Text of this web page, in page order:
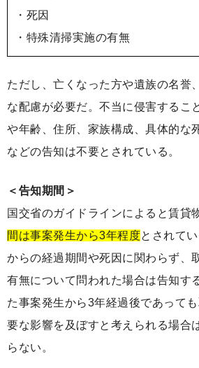
・死因
・特殊清掃実施の有無
ただし、亡くなった方や遺族の名誉
な配慮が必要だ。不当に侵害するこ
や年齢、住所、家族構成、具体的な
などの告知は不要とされている。
＜告知期間＞
国交省のガイドラインによると賃貸
間は事案発生から3年程度とされて
からの経過期間や死因に関わらず、
有無について問われた場合は告知す
た事案発生から3年経過後であって
要な影響を及ぼすと考えられる場合
らない。